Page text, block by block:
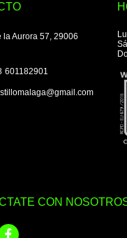
la Aurora 57, 29006
601182901
CON